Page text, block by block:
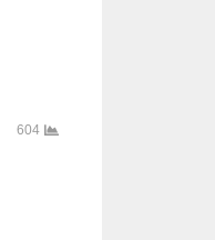
604